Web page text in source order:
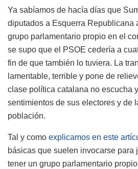
Ya sabíamos de hacía días que
diputados a Esquerra Republicana
grupo parlamentario propio en el
se supo que el PSOE cedería a
fin de que también lo tuviera. La
lamentable, terrible y pone de
clase política catalana no escucha
sentimientos de sus electores y de
población.
Tal y como explicamos en este
básicas que suelen invocarse para
tener un grupo parlamentario